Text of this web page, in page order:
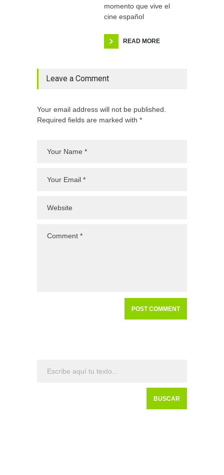
momento que vive el
cine español
READ MORE
Leave a Comment
Your email address will not be published.
Required fields are marked with *